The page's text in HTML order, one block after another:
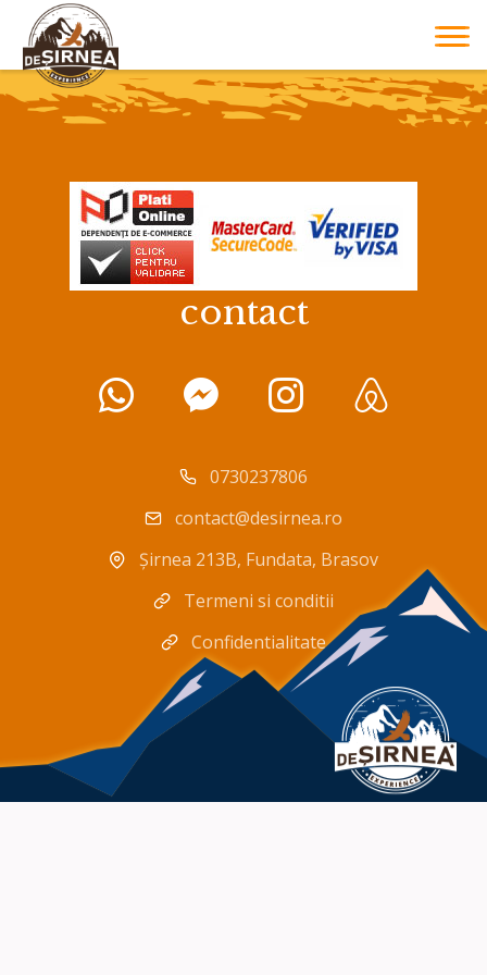
contact
0730237806
contact@desirnea.ro
Șirnea 213B, Fundata, Brasov
Termeni si conditii
Confidentialitate